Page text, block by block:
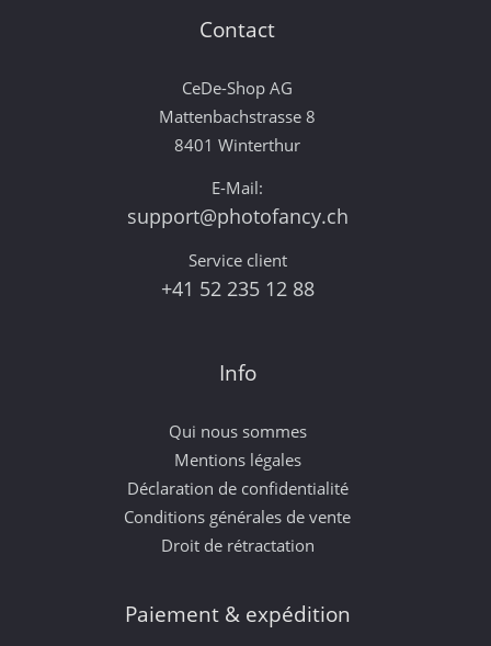
Contact
CeDe-Shop AG
Mattenbachstrasse 8
8401 Winterthur
E-Mail:
support@photofancy.ch
Service client
+41 52 235 12 88
Info
Qui nous sommes
Mentions légales
Déclaration de confidentialité
Conditions générales de vente
Droit de rétractation
Paiement & expédition